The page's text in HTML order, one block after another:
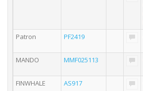
Patron
PF2419
MANDO MMF025113
FINWHALE AS917